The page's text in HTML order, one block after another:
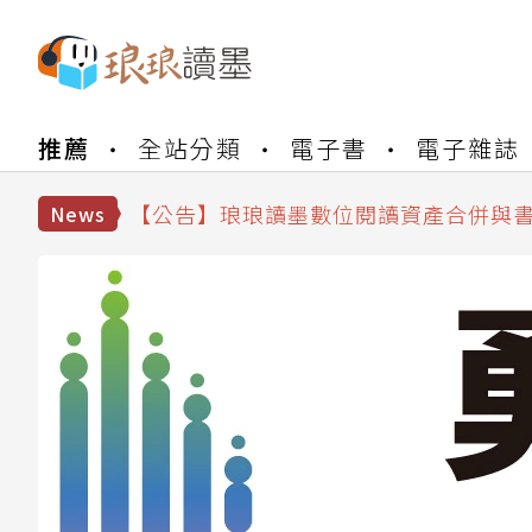
推薦 全站分類 電子書 電子雜誌
News
【公告】琅琅書店服務升級重要說明及
【公告】琅琅讀墨數位閱讀資產合併與
【公告】琅琅書店服務升級重要說明及
【公告】因 Readmoo 讀墨系統維護